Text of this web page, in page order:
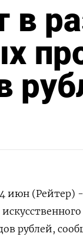
в
июн (Рейтер)
рублей,